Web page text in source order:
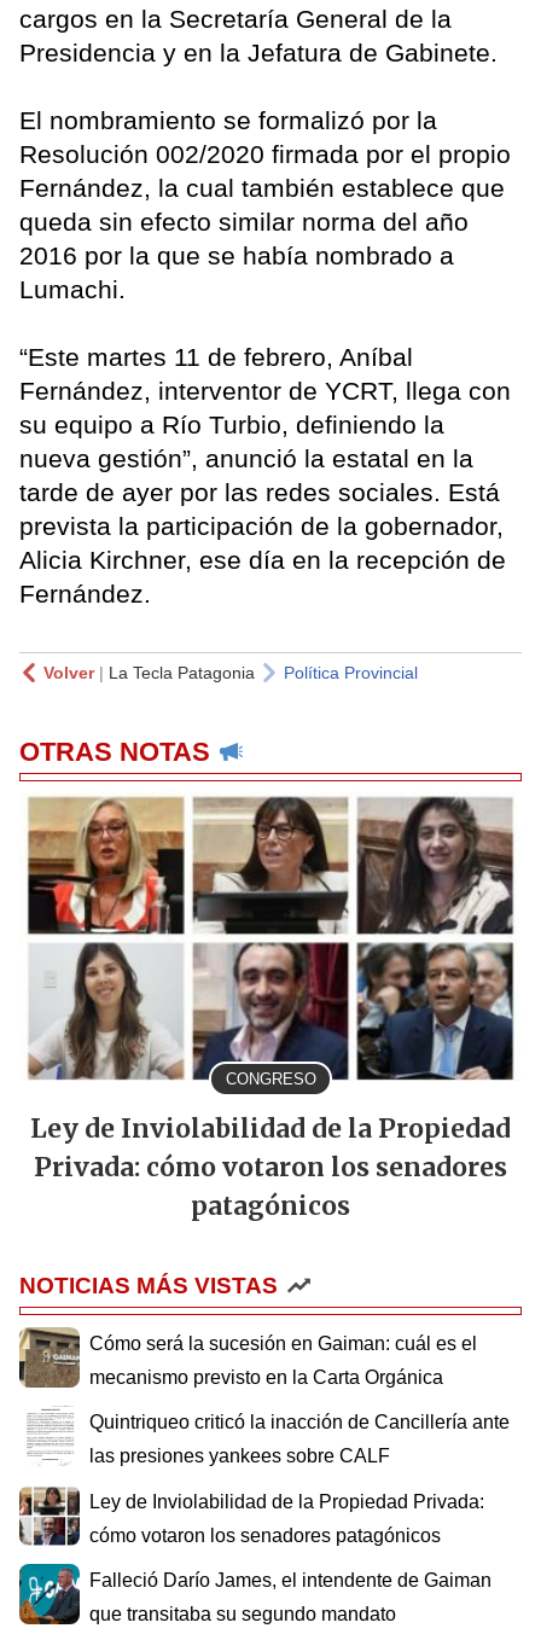
cargos en la Secretaría General de la
Presidencia y en la Jefatura de Gabinete.
El nombramiento se formalizó por la
Resolución 002/2020 firmada por el propio
Fernández, la cual también establece que
queda sin efecto similar norma del año
2016 por la que se había nombrado a
Lumachi.
“Este martes 11 de febrero, Aníbal
Fernández, interventor de YCRT, llega con
su equipo a Río Turbio, definiendo la
nueva gestión”, anunció la estatal en la
tarde de ayer por las redes sociales. Está
prevista la participación de la gobernador,
Alicia Kirchner, ese día en la recepción de
Fernández.
Volver| La Tecla Patagonia Política Provincial
OTRAS NOTAS
CONGRESO
Ley de Inviolabilidad de la Propiedad
Privada: cómo votaron los senadores
patagónicos
NOTICIAS MÁS VISTAS
Cómo será la sucesión en Gaiman: cuál es el
mecanismo previsto en la Carta Orgánica
Quintriqueo criticó la inacción de Cancillería ante
las presiones yankees sobre CALF
Ley de Inviolabilidad de la Propiedad Privada:
cómo votaron los senadores patagónicos
Falleció Darío James, el intendente de Gaiman
que transitaba su segundo mandato